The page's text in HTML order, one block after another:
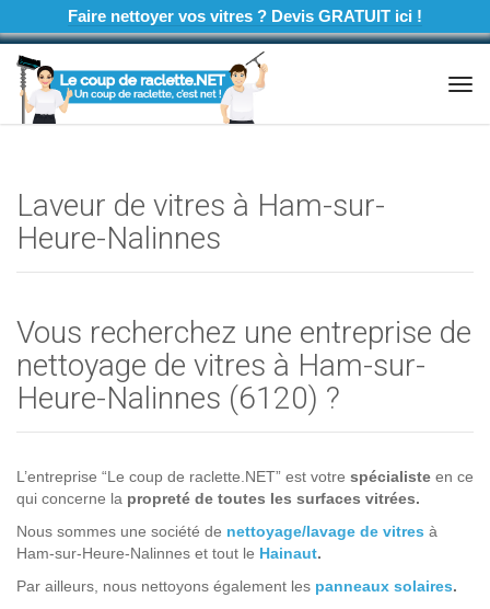
Faire nettoyer vos vitres ? Devis GRATUIT ici !
Laveur de vitres à Ham-sur-
Heure-Nalinnes
Vous recherchez une entreprise de
nettoyage de vitres à Ham-sur-
Heure-Nalinnes (6120) ?
L’entreprise “Le coup de raclette.NET” est votre spécialiste en ce
qui concerne la propreté de toutes les surfaces vitrées.
Nous sommes une société de nettoyage/lavage de vitres à
Ham-sur-Heure-Nalinnes et tout le Hainaut.
Par ailleurs, nous nettoyons également les panneaux solaires.